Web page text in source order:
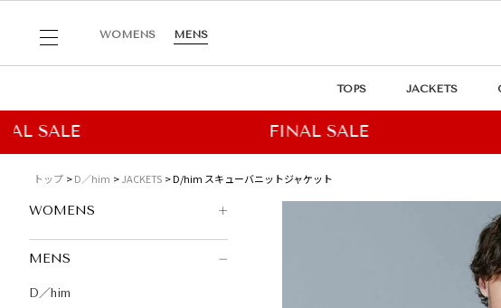
WOMENS MENS
TOPS JACKETS
トップ D／him JACKETS D/him スキューバニットジャケット
WOMENS
MENS
D／him